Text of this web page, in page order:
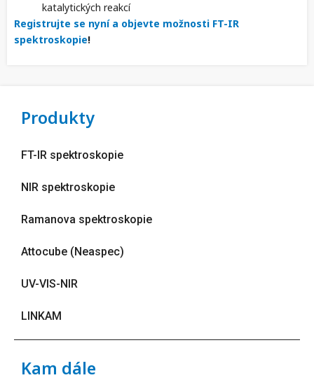
katalytických reakcí
Registrujte se nyní a objevte možnosti FT-IR
spektroskopie!
Produkty
FT-IR spektroskopie
NIR spektroskopie
Ramanova spektroskopie
Attocube (Neaspec)
UV-VIS-NIR
LINKAM
Kam dále